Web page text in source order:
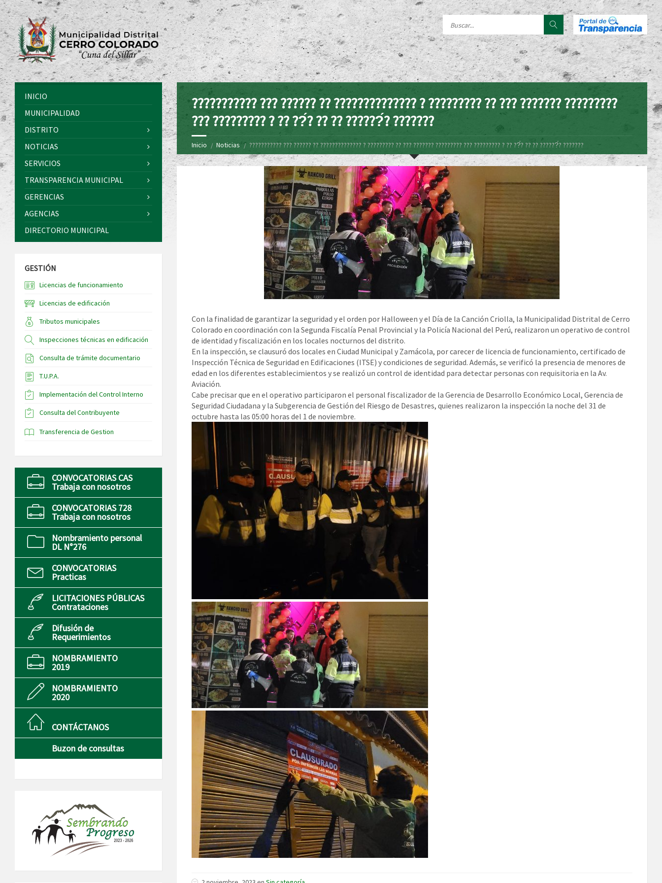
??????????? ??? ?????? ?? ?????????????? ? ????????? ?? ??? ??????? ?????????
??? ????????? ? ?? ??́? ?? ?? ??????́? ???????
Inicio Noticias ??????????? ??? ?????? ?? ?????????????? ? ????????? ?? ??? ??????? ????????? ??? ????????? ? ?? ??́? ?? ?? ??????́? ???????
Con la finalidad de garantizar la seguridad y el orden por Halloween y el Día de la Canción Criolla, la Municipalidad Distrital de Cerro
Colorado en coordinación con la Segunda Fiscalía Penal Provincial y la Policía Nacional del Perú, realizaron un operativo de control
de identidad y fiscalización en los locales nocturnos del distrito.
En la inspección, se clausuró dos locales en Ciudad Municipal y Zamácola, por carecer de licencia de funcionamiento, certificado de
Inspección Técnica de Seguridad en Edificaciones (ITSE) y condiciones de seguridad. Además, se verificó la presencia de menores de
edad en los diferentes establecimientos y se realizó un control de identidad para detectar personas con requisitoria en la Av.
Aviación.
Cabe precisar que en el operativo participaron el personal fiscalizador de la Gerencia de Desarrollo Económico Local, Gerencia de
Seguridad Ciudadana y la Subgerencia de Gestión del Riesgo de Desastres, quienes realizaron la inspección la noche del 31 de
octubre hasta las 05:00 horas del 1 de noviembre.
INICIO
MUNICIPALIDAD
DISTRITO
NOTICIAS
SERVICIOS
TRANSPARENCIA MUNICIPAL
GERENCIAS
AGENCIAS
DIRECTORIO MUNICIPAL
GESTIÓN
Licencias de funcionamiento
Licencias de edificación
Tributos municipales
Inspecciones técnicas en edificación
Consulta de trámite documentario
T.U.P.A.
Implementación del Control Interno
Consulta del Contribuyente
Transferencia de Gestion
CONVOCATORIAS CAS
Trabaja con nosotros
CONVOCATORIAS 728
Trabaja con nosotros
Nombramiento personal
DL N°276
CONVOCATORIAS
Practicas
LICITACIONES PÚBLICAS
Contrataciones
Difusión de
Requerimientos
NOMBRAMIENTO
2019
NOMBRAMIENTO
2020
CONTÁCTANOS
Buzon de consultas